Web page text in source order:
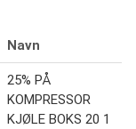
Navn
25% PÅ
KOMPRESSOR
KJØLE BOKS 20 1